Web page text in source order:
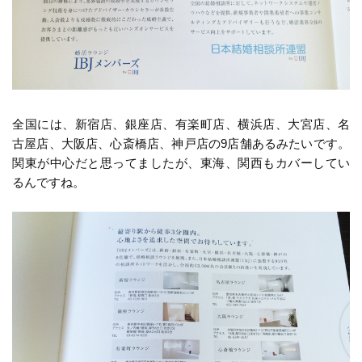
全国には、新宿店、銀座店、有楽町店、横浜店、大宮店、名
古屋店、大阪店、心斎橋店、神戸店の9店舗あるみたいです。
関東が中心だと思ってましたが、東海、関西もカバーしてい
るんですね。